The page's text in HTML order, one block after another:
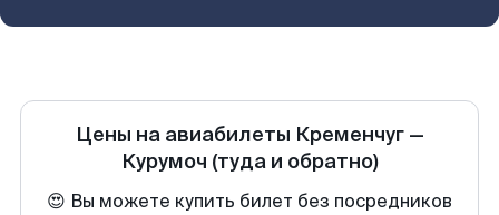
Цены на авиабилеты Кременчуг—
Курумоч (туда и обратно)
😍 Вы можете купить билет без посредников